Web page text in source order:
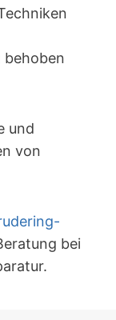
behoben
und
von
bei